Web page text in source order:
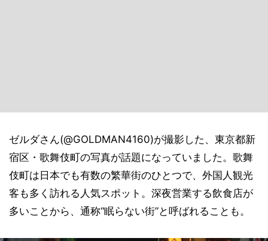
ゼルダさん(@GOLDMAN4160)が撮影した、東京都新
宿区・歌舞伎町の写真が話題になっていました。歌舞
伎町は日本でも有数の繁華街のひとつで、外国人観光
客も多く訪れる人気スポット。深夜営業する飲食店が
多いことから、通称“眠らない街”と呼ばれることも。